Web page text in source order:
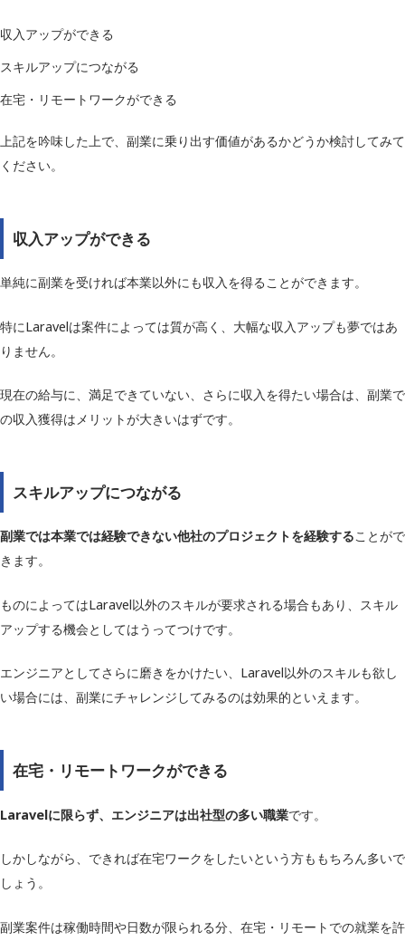
収入アップができる
スキルアップにつながる
在宅・リモートワークができる
上記を吟味した上で、副業に乗り出す価値があるかどうか検討してみて
ください。
収入アップができる
単純に副業を受ければ本業以外にも収入を得ることができます。
特にLaravelは案件によっては質が高く、大幅な収入アップも夢ではあ
りません。
現在の給与に、満足できていない、さらに収入を得たい場合は、副業で
の収入獲得はメリットが大きいはずです。
スキルアップにつながる
副業では本業では経験できない他社のプロジェクトを経験することがで
きます。
ものによってはLaravel以外のスキルが要求される場合もあり、スキル
アップする機会としてはうってつけです。
エンジニアとしてさらに磨きをかけたい、Laravel以外のスキルも欲し
い場合には、副業にチャレンジしてみるのは効果的といえます。
在宅・リモートワークができる
Laravelに限らず、エンジニアは出社型の多い職業です。
しかしながら、できれば在宅ワークをしたいという方ももちろん多いで
しょう。
副業案件は稼働時間や日数が限られる分、在宅・リモートでの就業を許